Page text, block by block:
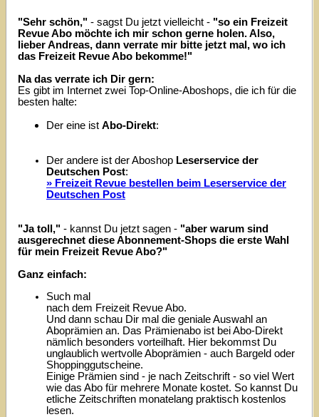
"Sehr schön," - sagst Du jetzt vielleicht - "so ein Freizeit
Revue Abo möchte ich mir schon gerne holen. Also,
lieber Andreas, dann verrate mir bitte jetzt mal, wo ich
das Freizeit Revue Abo bekomme!"
Na das verrate ich Dir gern:
Es gibt im Internet zwei Top-Online-Aboshops, die ich für die
besten halte:
Der eine ist Abo-Direkt:
Der andere ist der Aboshop Leserservice der
Deutschen Post:
» Freizeit Revue bestellen beim Leserservice der
Deutschen Post
"Ja toll," - kannst Du jetzt sagen - "aber warum sind
ausgerechnet diese Abonnement-Shops die erste Wahl
für mein Freizeit Revue Abo?"
Ganz einfach:
Such mal
nach dem Freizeit Revue Abo.
Und dann schau Dir mal die geniale Auswahl an
Aboprämien an. Das Prämienabo ist bei Abo-Direkt
nämlich besonders vorteilhaft. Hier bekommst Du
unglaublich wertvolle Aboprämien - auch Bargeld oder
Shoppinggutscheine.
Einige Prämien sind - je nach Zeitschrift - so viel Wert
wie das Abo für mehrere Monate kostet. So kannst Du
etliche Zeitschriften monatelang praktisch kostenlos
lesen.